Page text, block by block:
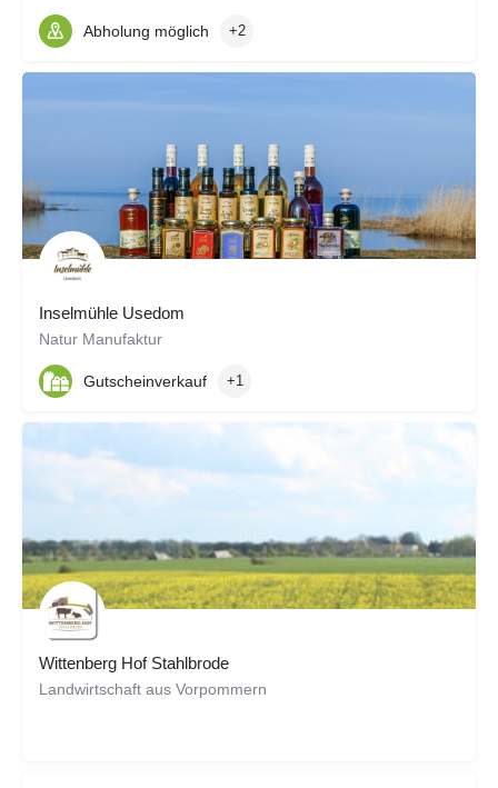
Abholung möglich +2
Inselmühle Usedom
Natur Manufaktur
Gutscheinverkauf +1
Wittenberg Hof Stahlbrode
Landwirtschaft aus Vorpommern